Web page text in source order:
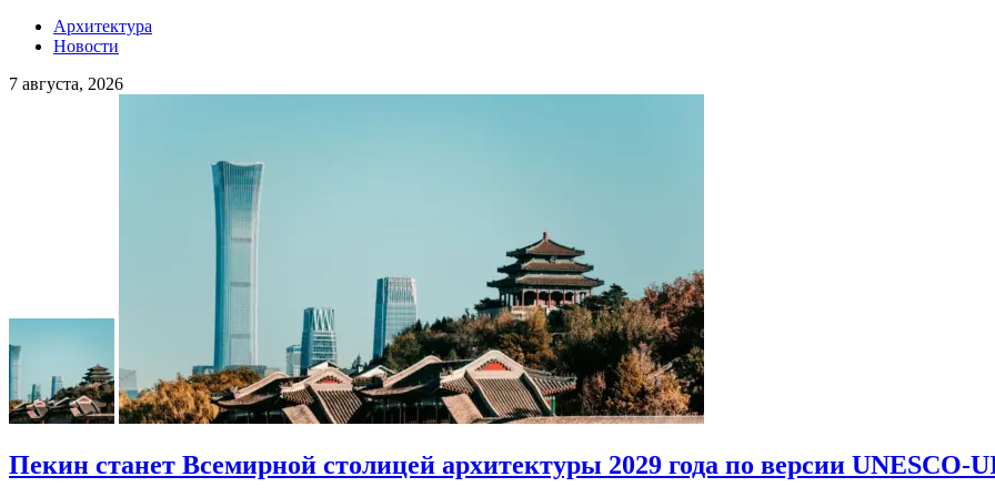
Архитектура
Новости
7 августа, 2026
Пекин станет Всемирной столицей архитектуры 2029 года по версии UNESCO-